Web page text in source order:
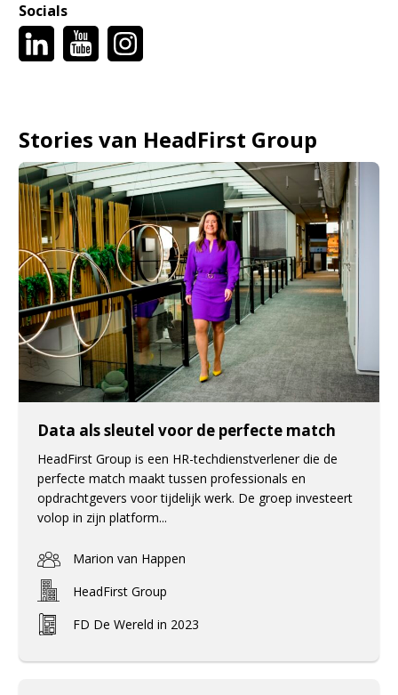
Socials
Stories van HeadFirst Group
Data als sleutel voor de perfecte match
HeadFirst Group is een HR-techdienstverlener die de
perfecte match maakt tussen professionals en
opdrachtgevers voor tijdelijk werk. De groep investeert
volop in zijn platform...
Marion van Happen
HeadFirst Group
FD De Wereld in 2023